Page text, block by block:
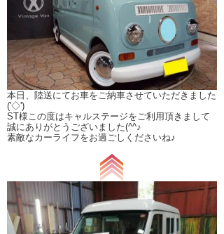
本日、陸送にてお車をご納車させていただきました
('◇')ゞ
ST様この度はキャルステージをご利用頂きまして
誠にありがとうございました(^^♪
素敵なカーライフをお過ごしくださいね♪